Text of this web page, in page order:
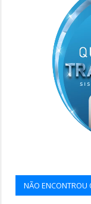
NÃO ENCONTROU